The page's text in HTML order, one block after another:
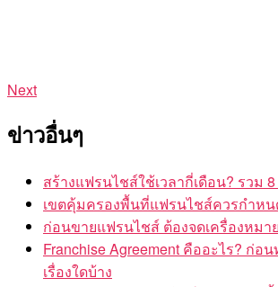
Next
ข่าวอื่นๆ
สร้างแฟรนไชส์ใช้เวลากี่เดือน? รวม
เขตคุ้มครองพื้นที่แฟรนไชส์ควรกำหน
ก่อนขายแฟรนไชส์ ต้องจดเครื่องหมา
Franchise Agreement คืออะไร? ก่
เรื่องใดบ้าง